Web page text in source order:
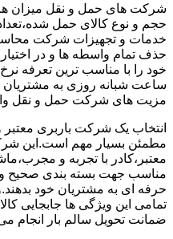
شرکت های حمل و نقل میزان
حجم و نوع کالای حمل
خدمات و تجهیزات شرکت
حذف تمام واسطه ها و در اختیار
ساعت شبانه روزی به مشتریان
مزیت های شرکت حمل و نقل
انتخاب یک شرکت باربری
مطمئن بسیار مهم است.این
معتبر،کادر با تجربه و
مناسب جهت بسته بندی صحیح و
حرفه ای به مشتریان خود
تمامی این ویژگی ها جابجایی
ضمانت تحویل سالم بار انجام